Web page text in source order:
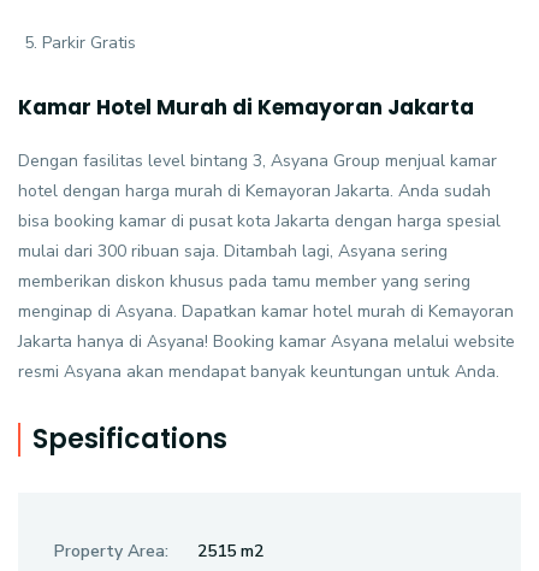
Parkir Gratis
Kamar Hotel Murah di Kemayoran Jakarta
Dengan fasilitas level bintang 3, Asyana Group menjual kamar
hotel dengan harga murah di Kemayoran Jakarta. Anda sudah
bisa booking kamar di pusat kota Jakarta dengan harga spesial
mulai dari 300 ribuan saja. Ditambah lagi, Asyana sering
memberikan diskon khusus pada tamu member yang sering
menginap di Asyana. Dapatkan kamar hotel murah di Kemayoran
Jakarta hanya di Asyana! Booking kamar Asyana melalui website
resmi Asyana akan mendapat banyak keuntungan untuk Anda.
Spesifications
Property Area: 2515 m2